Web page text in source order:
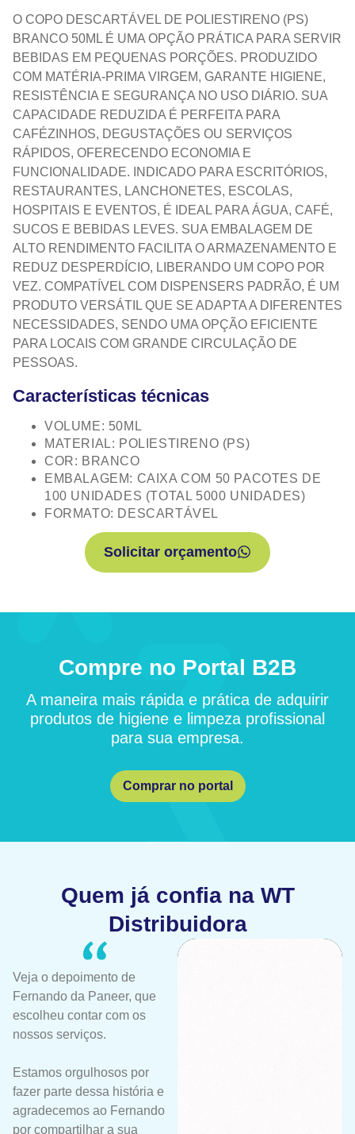
O COPO DESCARTÁVEL DE POLIESTIRENO (PS)
BRANCO 50ML É UMA OPÇÃO PRÁTICA PARA SERVIR
BEBIDAS EM PEQUENAS PORÇÕES. PRODUZIDO
COM MATÉRIA-PRIMA VIRGEM, GARANTE HIGIENE,
RESISTÊNCIA E SEGURANÇA NO USO DIÁRIO. SUA
CAPACIDADE REDUZIDA É PERFEITA PARA
CAFÉZINHOS, DEGUSTAÇÕES OU SERVIÇOS
RÁPIDOS, OFERECENDO ECONOMIA E
FUNCIONALIDADE. INDICADO PARA ESCRITÓRIOS,
RESTAURANTES, LANCHONETES, ESCOLAS,
HOSPITAIS E EVENTOS, É IDEAL PARA ÁGUA, CAFÉ,
SUCOS E BEBIDAS LEVES. SUA EMBALAGEM DE
ALTO RENDIMENTO FACILITA O ARMAZENAMENTO E
REDUZ DESPERDÍCIO, LIBERANDO UM COPO POR
VEZ. COMPATÍVEL COM DISPENSERS PADRÃO, É UM
PRODUTO VERSÁTIL QUE SE ADAPTA A DIFERENTES
NECESSIDADES, SENDO UMA OPÇÃO EFICIENTE
PARA LOCAIS COM GRANDE CIRCULAÇÃO DE
PESSOAS.
Características técnicas
VOLUME: 50ML
MATERIAL: POLIESTIRENO (PS)
COR: BRANCO
EMBALAGEM: CAIXA COM 50 PACOTES DE
100 UNIDADES (TOTAL 5000 UNIDADES)
FORMATO: DESCARTÁVEL
Solicitar orçamento
Compre no Portal B2B
A maneira mais rápida e prática de adquirir
produtos de higiene e limpeza profissional
para sua empresa.
Comprar no portal
Quem já confia na WT
Distribuidora
Veja o depoimento de
Fernando da Paneer, que
escolheu contar com os
nossos serviços.
Estamos orgulhosos por
fazer parte dessa história e
agradecemos ao Fernando
por compartilhar a sua